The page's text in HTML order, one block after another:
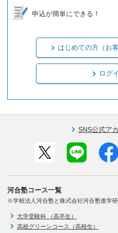
申込が簡単にできる！
はじめての方（お
ログ
SNS公式ア
河合塾コース一覧
※学校法人河合塾と株式会社河合塾進学
大学受験科 （高卒生）
高校グリーンコース（高校生）